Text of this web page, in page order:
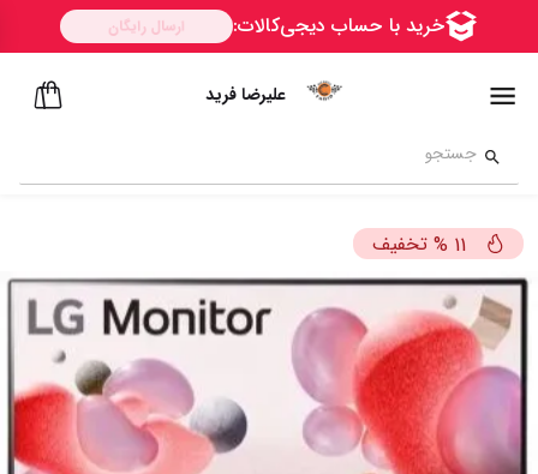
علیرضا فرید
11
% تخفیف